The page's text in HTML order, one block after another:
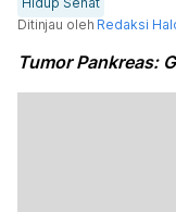
Ditinjau oleh Redaksi
Tumor Pankreas: